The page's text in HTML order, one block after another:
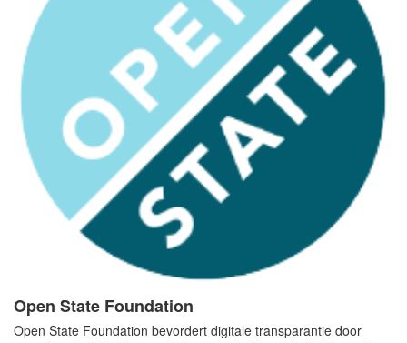
Open State Foundation
Open State Foundation bevordert digitale transparantie door